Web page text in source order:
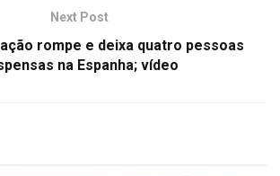
Next Post
rompe e deixa quatro pessoas
na Espanha; vídeo